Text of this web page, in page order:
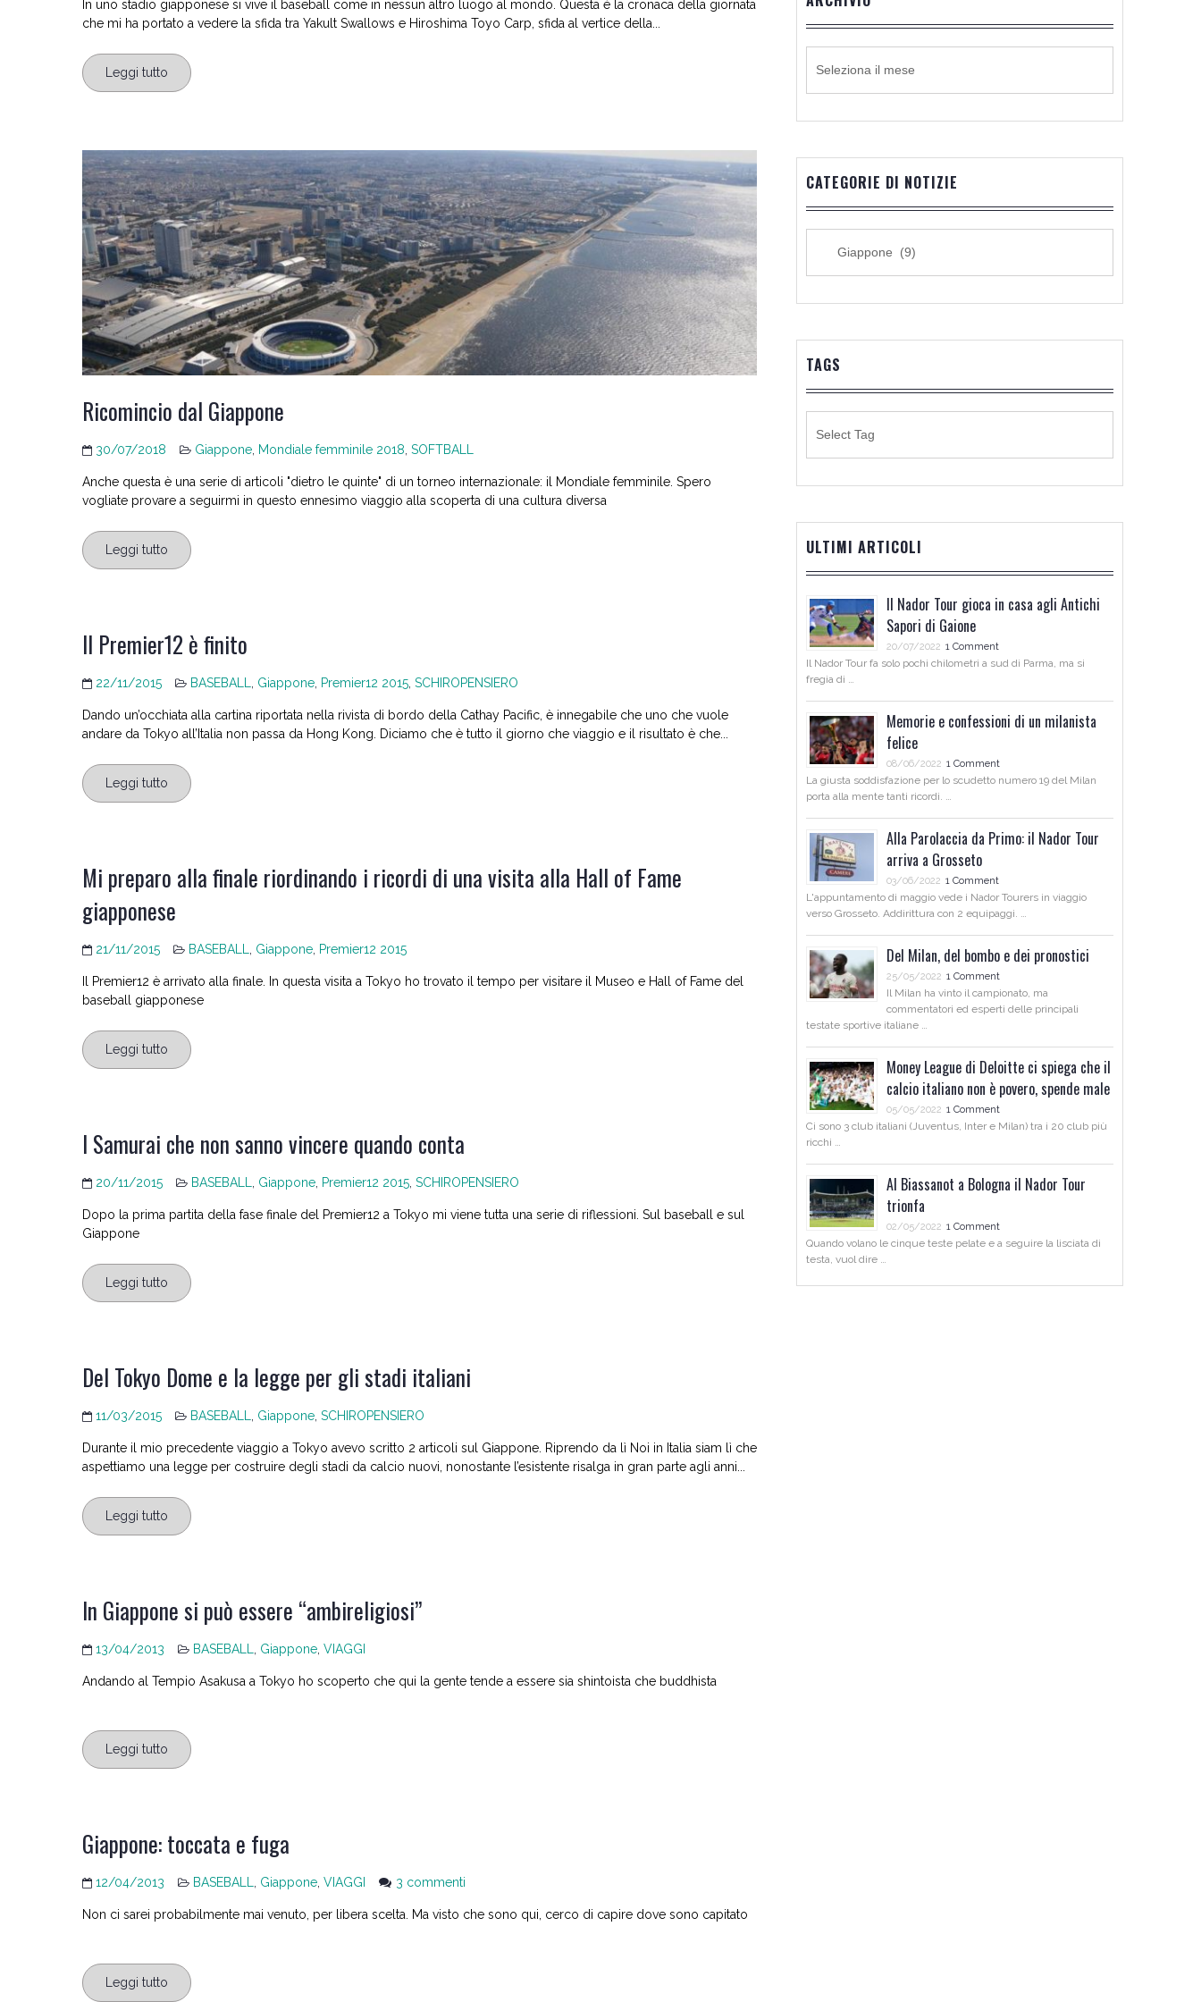
In uno stadio giapponese si vive il baseball come in nessun altro luogo al mondo. Questa è la cronaca della giornata
che mi ha portato a vedere la sfida tra Yakult Swallows e Hiroshima Toyo Carp, sfida al vertice della...
Leggi tutto
Ricomincio dal Giappone
30/07/2018 Giappone Mondiale femminile 2018 SOFTBALL
Anche questa è una serie di articoli "dietro le quinte" di un torneo internazionale: il Mondiale femminile. Spero
vogliate provare a seguirmi in questo ennesimo viaggio alla scoperta di una cultura diversa
Leggi tutto
Il Premier12 è finito
22/11/2015 BASEBALL Giappone Premier12 2015 SCHIROPENSIERO
Dando un’occhiata alla cartina riportata nella rivista di bordo della Cathay Pacific, è innegabile che uno che vuole
andare da Tokyo all’Italia non passa da Hong Kong. Diciamo che è tutto il giorno che viaggio e il risultato è che...
Leggi tutto
Mi preparo alla finale riordinando i ricordi di una visita alla Hall of Fame
giapponese
21/11/2015 BASEBALL Giappone Premier12 2015
Il Premier12 è arrivato alla finale. In questa visita a Tokyo ho trovato il tempo per visitare il Museo e Hall of Fame del
baseball giapponese
Leggi tutto
I Samurai che non sanno vincere quando conta
20/11/2015 BASEBALL Giappone Premier12 2015 SCHIROPENSIERO
Dopo la prima partita della fase finale del Premier12 a Tokyo mi viene tutta una serie di riflessioni. Sul baseball e sul
Giappone
Leggi tutto
Del Tokyo Dome e la legge per gli stadi italiani
11/03/2015 BASEBALL Giappone SCHIROPENSIERO
Durante il mio precedente viaggio a Tokyo avevo scritto 2 articoli sul Giappone. Riprendo da lì Noi in Italia siam lì che
aspettiamo una legge per costruire degli stadi da calcio nuovi, nonostante l’esistente risalga in gran parte agli anni...
Leggi tutto
In Giappone si può essere “ambireligiosi”
13/04/2013 BASEBALL Giappone VIAGGI
Andando al Tempio Asakusa a Tokyo ho scoperto che qui la gente tende a essere sia shintoista che buddhista
Leggi tutto
Giappone: toccata e fuga
12/04/2013 BASEBALL Giappone VIAGGI 3 commenti
toccata
Non ci sarei probabilmente mai venuto, per libera scelta. Ma visto che sono qui, cerco di capire dove sono capitato
Leggi tutto
CATEGORIE DI NOTIZIE
NOTIZIE
TAGS
ULTIMI ARTICOLI
Il Nador Tour gioca in casa agli Antichi
Sapori di Gaione
20/07/2022 1 Comment
Il Nador Tour fa solo pochi chilometri a sud di Parma, ma si
fregia di …
Memorie e confessioni di un milanista
felice
08/06/2022 1 Comment
La giusta soddisfazione per lo scudetto numero 19 del Milan
porta alla mente tanti ricordi. …
Alla Parolaccia da Primo: il Nador Tour
arriva a Grosseto
03/06/2022 1 Comment
L'appuntamento di maggio vede i Nador Tourers in viaggio
verso Grosseto. Addirittura con 2 equipaggi. …
Del Milan, del bombo e dei pronostici
25/05/2022 1 Comment
Il Milan ha vinto il campionato, ma
commentatori ed esperti delle principali
testate sportive italiane …
Money League di Deloitte ci spiega che il
calcio italiano non è povero, spende male
05/05/2022 1 Comment
Ci sono 3 club italiani (Juventus, Inter e Milan) tra i 20 club più
ricchi …
Al Biassanot a Bologna il Nador Tour
trionfa
02/05/2022 1 Comment
Quando volano le cinque teste pelate e a seguire la lisciata di
testa, vuol dire …